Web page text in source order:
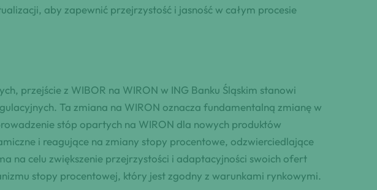
aby zapewnić przejrzystość i jasność w całym procesie
przejście z WIBOR na WIRON w ING Banku Śląskim stanowi
Ta zmiana na WIRON oznacza fundamentalną zmianę w
stóp opartych na WIRON dla nowych produktów
i reagujące na zmiany stopy procentowe, odzwierciedlające
na celu zwiększenie przejrzystości i adaptacyjności swoich ofert
stopy procentowej, który jest zgodny z warunkami rynkowymi.